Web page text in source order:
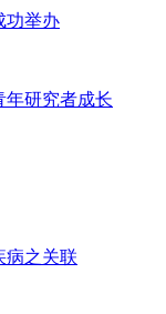
功举办
年研究者成长
病之关联